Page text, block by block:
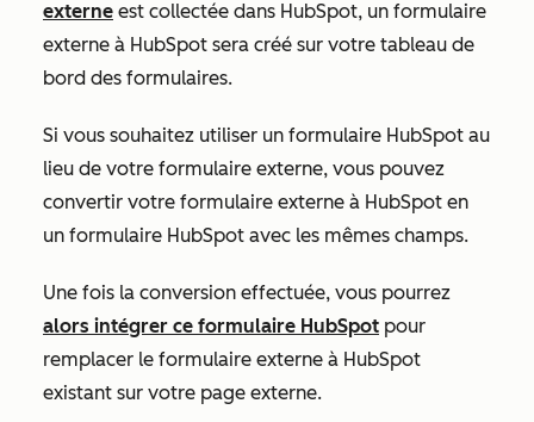
externe est collectée dans HubSpot, un formulaire
externe à HubSpot sera créé sur votre tableau de
bord des formulaires.
Si vous souhaitez utiliser un formulaire HubSpot au
lieu de votre formulaire externe, vous pouvez
convertir votre formulaire externe à HubSpot en
un formulaire HubSpot avec les mêmes champs.
Une fois la conversion effectuée, vous pourrez
alors intégrer ce formulaire HubSpot pour
remplacer le formulaire externe à HubSpot
existant sur votre page externe.